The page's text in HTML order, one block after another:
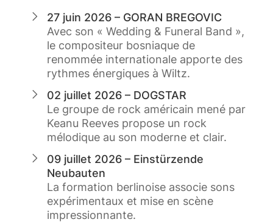
27 juin 2026 – GORAN BREGOVIC
Avec son « Wedding & Funeral Band »,
le compositeur bosniaque de
renommée internationale apporte des
rythmes énergiques à Wiltz.
02 juillet 2026 – DOGSTAR
Le groupe de rock américain mené par
Keanu Reeves propose un rock
mélodique au son moderne et clair.
09 juillet 2026 – Einstürzende
Neubauten
La formation berlinoise associe sons
expérimentaux et mise en scène
impressionnante.